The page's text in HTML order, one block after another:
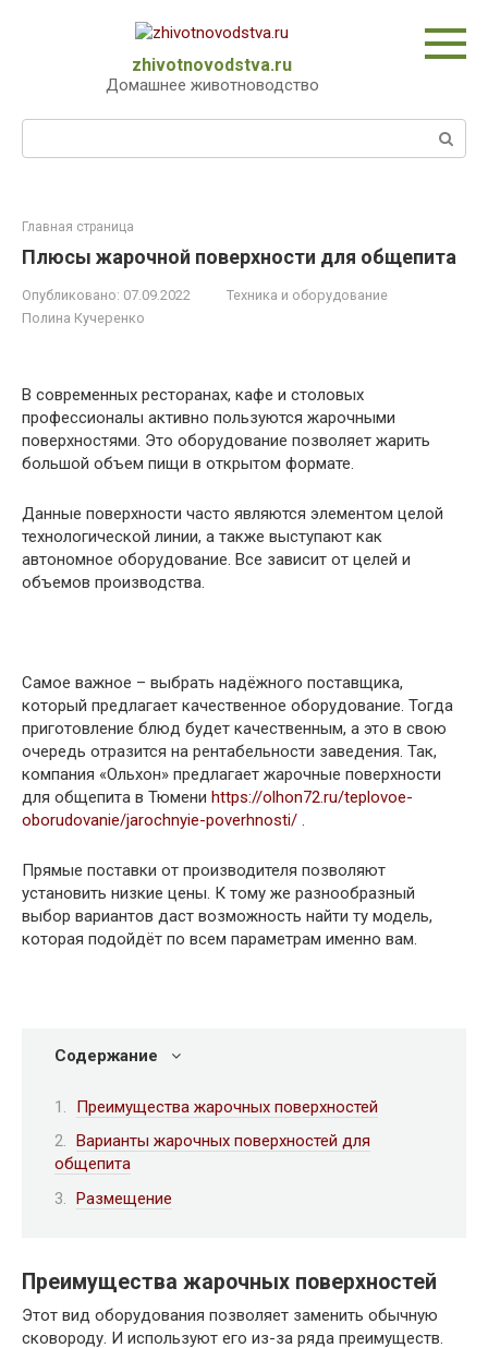
zhivotnovodstva.ru
Домашнее животноводство
Поиск:
Главная страница
Плюсы жарочной поверхности для общепита
Опубликовано: 07.09.2022
Техника и оборудование
Полина Кучеренко
В современных ресторанах, кафе и столовых
профессионалы активно пользуются жарочными
поверхностями. Это оборудование позволяет жарить
большой объем пищи в открытом формате.
Данные поверхности часто являются элементом целой
технологической линии, а также выступают как
автономное оборудование. Все зависит от целей и
объемов производства.
Самое важное – выбрать надёжного поставщика,
который предлагает качественное оборудование. Тогда
приготовление блюд будет качественным, а это в свою
очередь отразится на рентабельности заведения. Так,
компания «Ольхон» предлагает жарочные поверхности
для общепита в Тюмени https://olhon72.ru/teplovoe-
oborudovanie/jarochnyie-poverhnosti/ .
Прямые поставки от производителя позволяют
установить низкие цены. К тому же разнообразный
выбор вариантов даст возможность найти ту модель,
которая подойдёт по всем параметрам именно вам.
Содержание
Преимущества жарочных поверхностей
Варианты жарочных поверхностей для
общепита
Размещение
Преимущества жарочных поверхностей
Этот вид оборудования позволяет заменить обычную
сковороду. И используют его из-за ряда преимуществ.